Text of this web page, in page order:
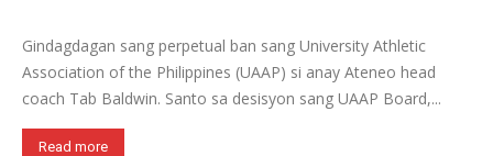
Gindagdagan sang perpetual ban sang University Athletic
Association of the Philippines (UAAP) si anay Ateneo head
coach Tab Baldwin. Santo sa desisyon sang UAAP Board,...
Read more